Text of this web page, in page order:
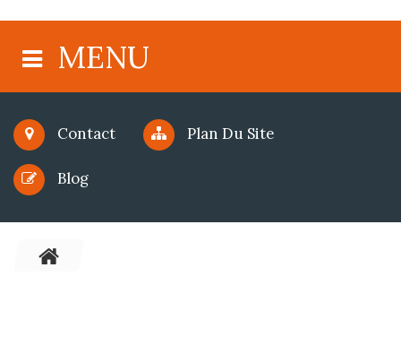
MENU
Contact Plan Du Site
Blog